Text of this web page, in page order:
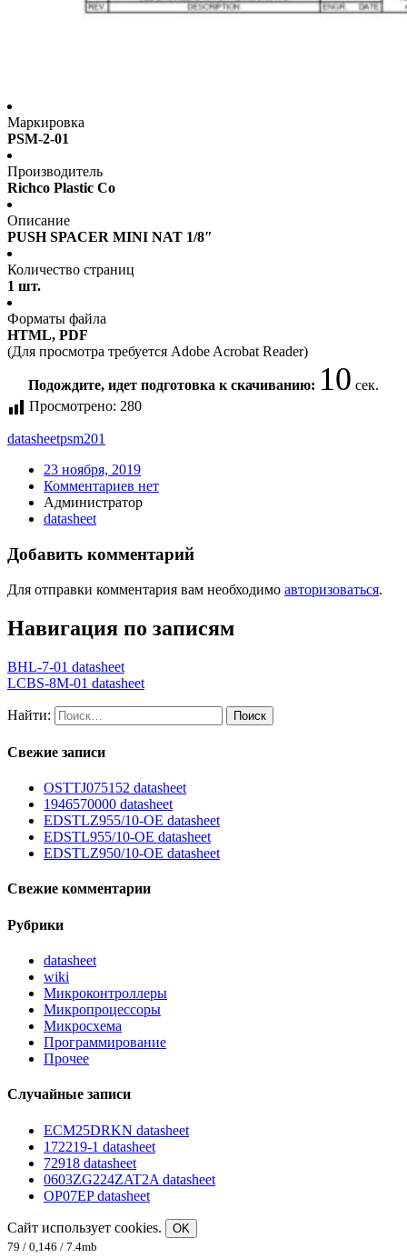
Маркировка
PSM-2-01
Производитель
Richco Plastic Co
Описание
PUSH SPACER MINI NAT 1/8″
Количество страниц
1 шт.
Форматы файла
HTML, PDF
(Для просмотра требуется Adobe Acrobat Reader)
Подождите, идет подготовка к скачиванию: 10 сек.
Просмотрено: 280
datasheetpsm201
23 ноября, 2019
Комментариев нет
Администратор
datasheet
Добавить комментарий
Для отправки комментария вам необходимо авторизоваться.
Навигация по записям
BHL-7-01 datasheet
LCBS-8M-01 datasheet
Найти:
Свежие записи
OSTTJ075152 datasheet
1946570000 datasheet
EDSTLZ955/10-OE datasheet
EDSTL955/10-OE datasheet
EDSTLZ950/10-OE datasheet
Свежие комментарии
Рубрики
datasheet
wiki
Микроконтроллеры
Микропроцессоры
Микросхема
Программирование
Прочее
Случайные записи
ECM25DRKN datasheet
172219-1 datasheet
72918 datasheet
0603ZG224ZAT2A datasheet
OP07EP datasheet
Сайт использует cookies.
OK
79 / 0,146 / 7.4mb